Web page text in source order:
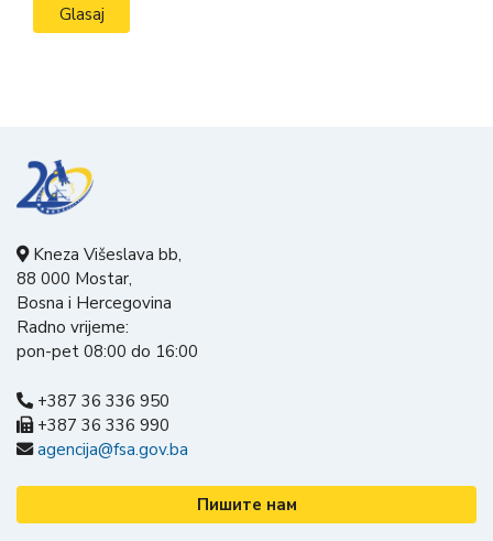
Kneza Višeslava bb,
88 000 Mostar,
Bosna i Hercegovina
Radno vrijeme:
pon-pet 08:00 do 16:00
+387 36 336 950
+387 36 336 990
agencija@fsa.gov.ba
Пишите нам